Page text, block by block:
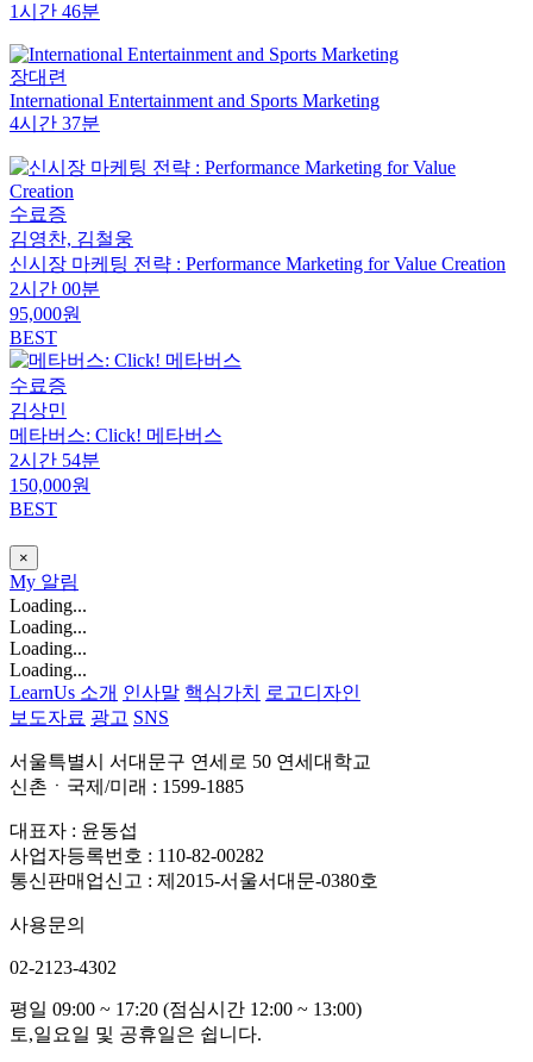
1시간 46분
장대련
International Entertainment and Sports Marketing
4시간 37분
수료증
김영찬, 김철웅
신시장 마케팅 전략 : Performance Marketing for Value Creation
2시간 00분
95,000원
BEST
수료증
김상민
메타버스: Click! 메타버스
2시간 54분
150,000원
BEST
×
My 알림
Loading...
Loading...
Loading...
Loading...
LearnUs 소개 인사말 핵심가치
로고디자인
보도자료 광고 SNS
서울특별시 서대문구 연세로 50 연세대학교
신촌ㆍ국제/미래 : 1599-1885
대표자 : 윤동섭
사업자등록번호 : 110-82-00282
통신판매업신고 : 제2015-서울서대문-0380호
사용문의
02-2123-4302
평일 09:00 ~ 17:20 (점심시간 12:00 ~ 13:00)
토,일요일 및 공휴일은 쉽니다.